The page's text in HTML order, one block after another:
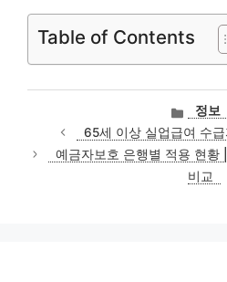
Table of Contents
카
테
고
리
정보
65세 이상 실업급여 수
예금자보호 은행별 적용 현황
비교